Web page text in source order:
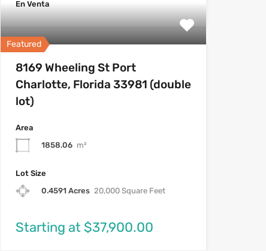
En Venta
Featured
8169 Wheeling St Port
Charlotte, Florida 33981 (double
lot)
Area
1858.06 m²
Lot Size
0.4591 Acres 20,000 Square Feet
Starting at $37,900.00